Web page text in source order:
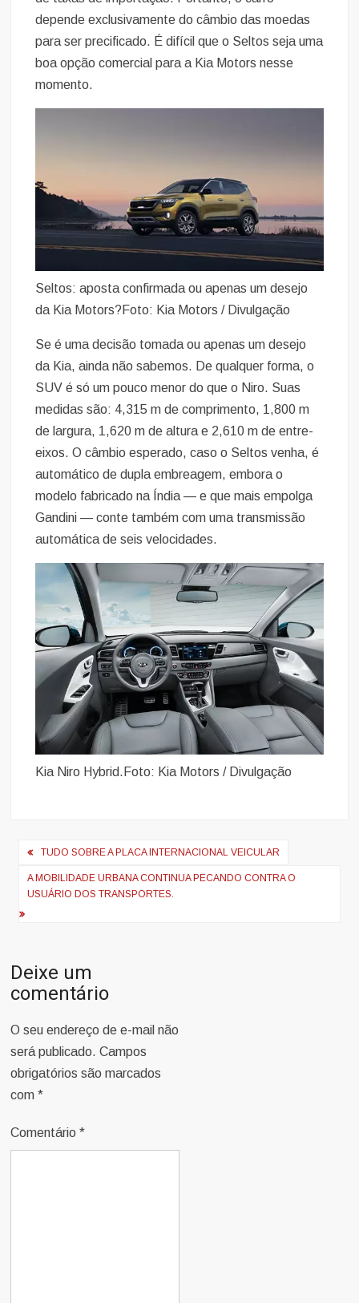
depende exclusivamente do câmbio das moedas
para ser precificado. É difícil que o Seltos seja uma
boa opção comercial para a Kia Motors nesse
momento.
Seltos: aposta confirmada ou apenas um desejo
da Kia Motors?Foto: Kia Motors / Divulgação
Se é uma decisão tomada ou apenas um desejo
da Kia, ainda não sabemos. De qualquer forma, o
SUV é só um pouco menor do que o Niro. Suas
medidas são: 4,315 m de comprimento, 1,800 m
de largura, 1,620 m de altura e 2,610 m de entre-
eixos. O câmbio esperado, caso o Seltos venha, é
automático de dupla embreagem, embora o
modelo fabricado na Índia — e que mais empolga
Gandini — conte também com uma transmissão
automática de seis velocidades.
Kia Niro Hybrid.Foto: Kia Motors / Divulgação
Navegação
de
Post
TUDO SOBRE A PLACA INTERNACIONAL VEICULAR
A MOBILIDADE URBANA CONTINUA PECANDO CONTRA O
USUÁRIO DOS TRANSPORTES.
Deixe um
comentário
O seu endereço de e-mail não
será publicado. Campos
obrigatórios são marcados
com*
Comentário*